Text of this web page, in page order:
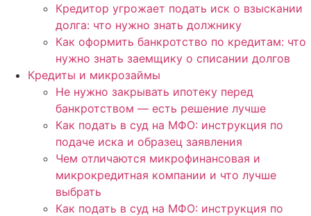
Кредитор угрожает подать иск о взыскании
долга: что нужно знать должнику
Как оформить банкротство по кредитам: что
нужно знать заемщику о списании долгов
Кредиты и микрозаймы
Не нужно закрывать ипотеку перед
банкротством — есть решение лучше
Как подать в суд на МФО: инструкция по
подаче иска и образец заявления
Чем отличаются микрофинансовая и
микрокредитная компании и что лучше
выбрать
Как подать в суд на МФО: инструкция по